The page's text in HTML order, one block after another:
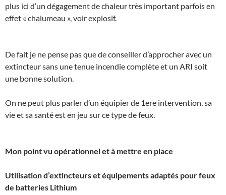
plus ici d’un dégagement de chaleur très important parfois en
effet « chalumeau », voir explosif.
De fait je ne pense pas que de conseiller d’approcher avec un
extincteur sans une tenue incendie complète et un ARI soit
une bonne solution.
On ne peut plus parler d’un équipier de 1ere intervention, sa
vie et sa santé est en jeu sur ce type de feux.
Mon point vu opérationnel et à mettre en place
Utilisation d’extincteurs et équipements adaptés pour feux
de batteries Lithium